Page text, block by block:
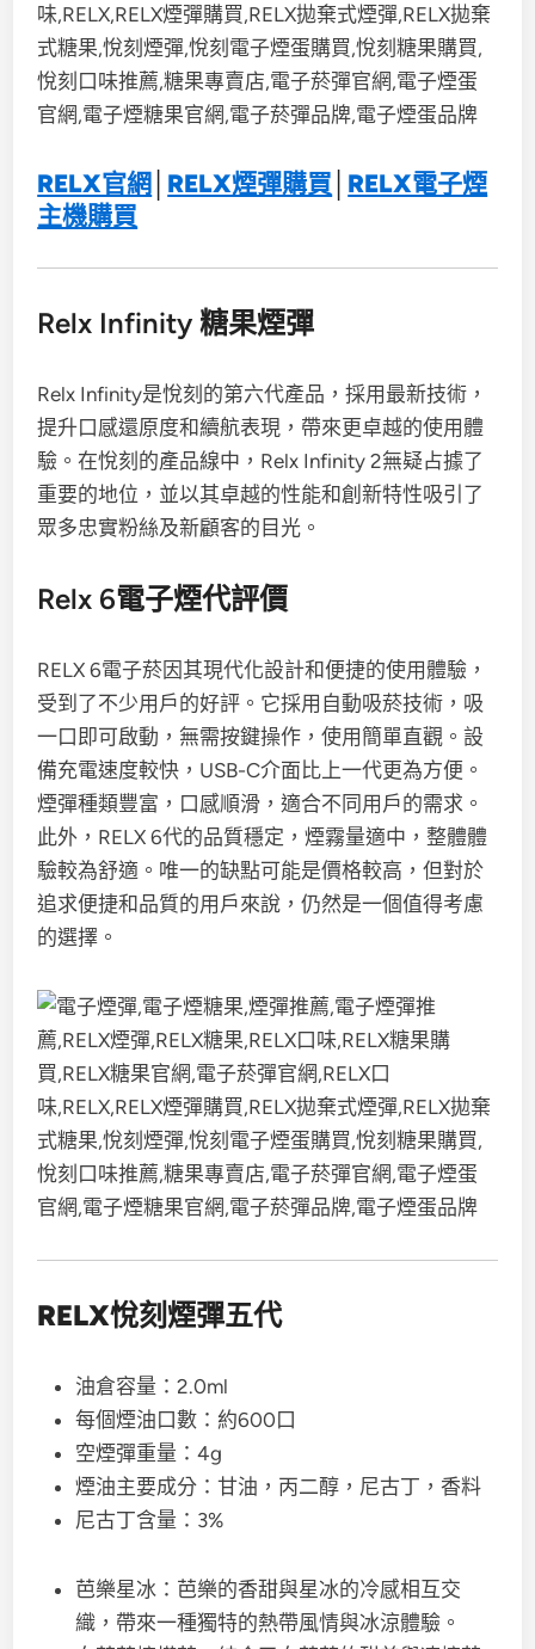
RELX官網 RELX煙彈購買 RELX電子煙
主機購買
Relx Infinity 糖果煙彈
Relx Infinity是悅刻的第六代產品，採用最新技術，
提升口感還原度和續航表現，帶來更卓越的使用體
驗。在悅刻的產品線中，Relx Infinity 2無疑占據了
重要的地位，並以其卓越的性能和創新特性吸引了
眾多忠實粉絲及新顧客的目光。
Relx 6電子煙代評價
RELX 6電子菸因其現代化設計和便捷的使用體驗，
受到了不少用戶的好評。它採用自動吸菸技術，吸
一口即可啟動，無需按鍵操作，使用簡單直觀。設
備充電速度較快，USB-C介面比上一代更為方便。
煙彈種類豐富，口感順滑，適合不同用戶的需求。
此外，RELX 6代的品質穩定，煙霧量適中，整體體
驗較為舒適。唯一的缺點可能是價格較高，但對於
追求便捷和品質的用戶來說，仍然是一個值得考慮
的選擇。
RELX悅刻煙彈五代
油倉容量：2.0ml
每個煙油口數：約600口
空煙彈重量：4g
煙油主要成分：甘油，丙二醇，尼古丁，香料
尼古丁含量：3%
芭樂星冰：芭樂的香甜與星冰的冷感相互交
織，帶來一種獨特的熱帶風情與冰涼體驗。